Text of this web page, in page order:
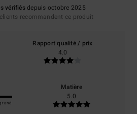
vérifiésdepuis octobre 2025
recommandent ce produit
Rapport qualité / prix
4.0
Matière
5.0